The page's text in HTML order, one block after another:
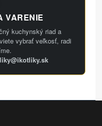
VARENIE
kuchynský riad a
vybrať veľkosť, radi